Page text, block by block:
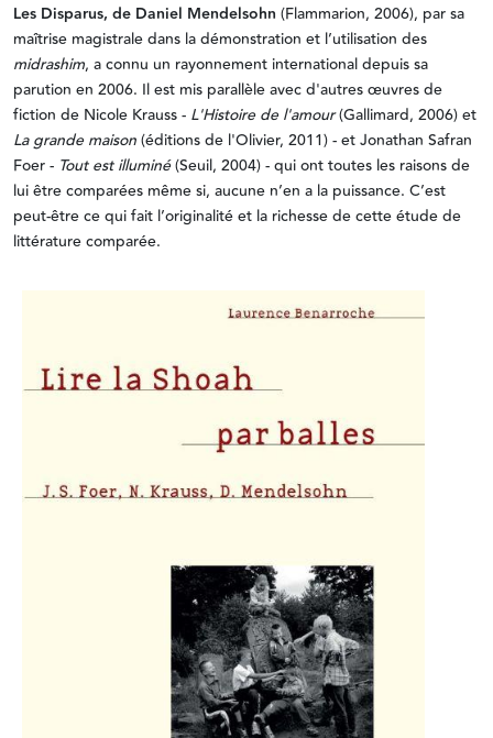
Les Disparus, de Daniel Mendelsohn (Flammarion, 2006), par sa
maîtrise magistrale dans la démonstration et l’utilisation des
midrashim, a connu un rayonnement international depuis sa
parution en 2006. Il est mis parallèle avec d'autres œuvres de
fiction de Nicole Krauss - L'Histoire de l'amour(Gallimard, 2006) et
La grande maison(éditions de l'Olivier, 2011) - et Jonathan Safran
Foer - Tout est illuminé(Seuil, 2004) - qui ont toutes les raisons de
lui être comparées même si, aucune n’en a la puissance. C’est
peut-être ce qui fait l’originalité et la richesse de cette étude de
littérature comparée.